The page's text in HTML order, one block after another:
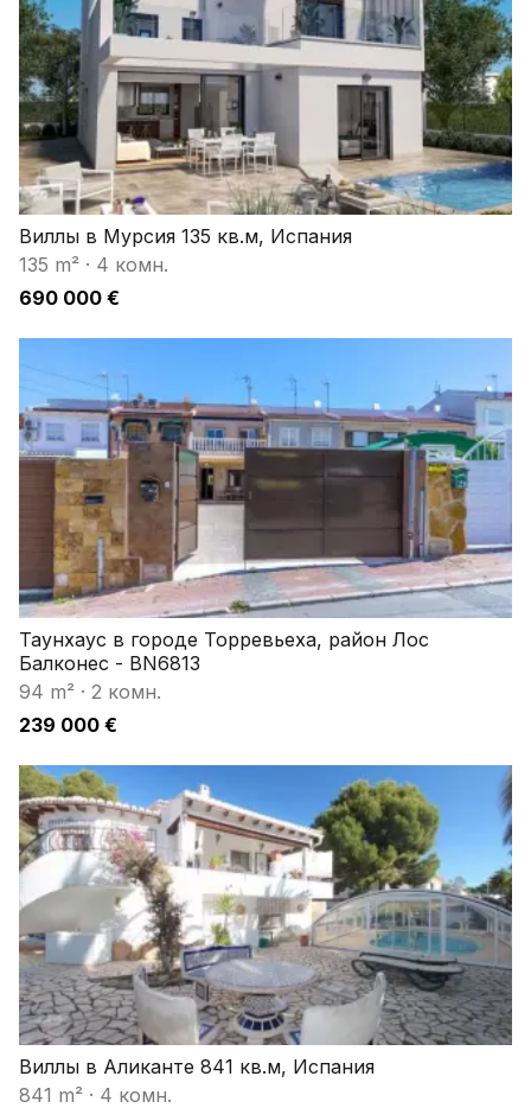
Виллы в Мурсия 135 кв.м, Испания
135 m² · 4 комн.
690 000 €
Таунхаус в городе Торревьеха, район Лос
Балконес - BN6813
94 m² · 2 комн.
239 000 €
Виллы в Аликанте 841 кв.м, Испания
841 m² · 4 комн.